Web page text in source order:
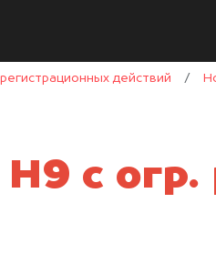
действий /
с огр.